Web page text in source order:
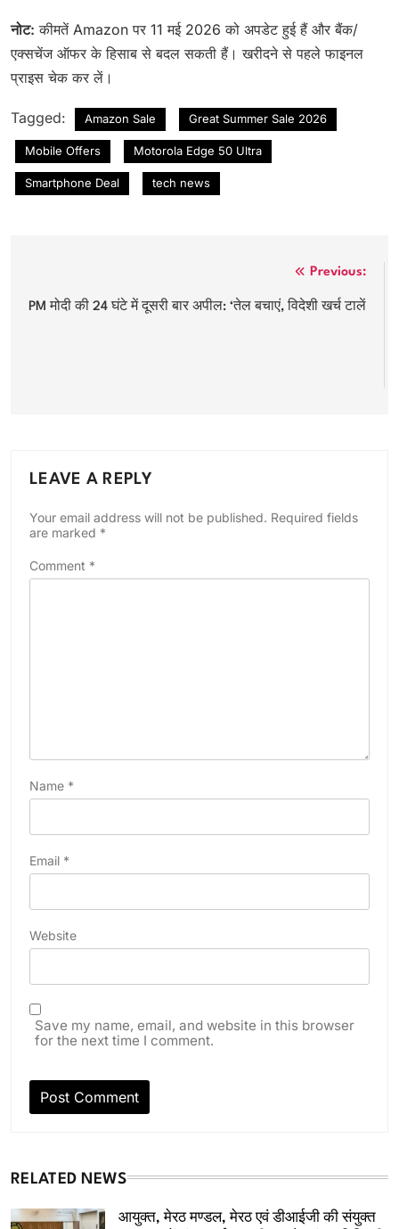
नोट: कीमतें Amazon पर 11 मई 2026 को अपडेट हुई हैं और बैंक/
एक्सचेंज ऑफर के हिसाब से बदल सकती हैं। खरीदने से पहले फाइनल
प्राइस चेक कर लें।
Tagged: Amazon Sale Great Summer Sale 2026
Mobile Offers Motorola Edge 50 Ultra
Smartphone Deal tech news
navigation
Previous:
PM मोदी की 24 घंटे में दूसरी बार अपील: ‘तेल बचाएं, विदेशी खर्च टालें
LEAVE A REPLY
Your email address will not be published. Required fields
are marked *
Comment *
Name *
Email *
Website
Save my name, email, and website in this browser
for the next time I comment.
RELATED NEWS
आयुक्त, मेरठ मण्डल, मेरठ एवं डीआईजी की संयुक्त